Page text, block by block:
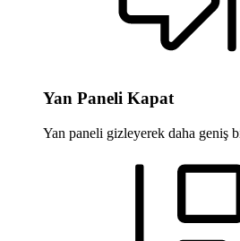
Yan Paneli Kapat
Yan paneli gizleyerek daha geniş